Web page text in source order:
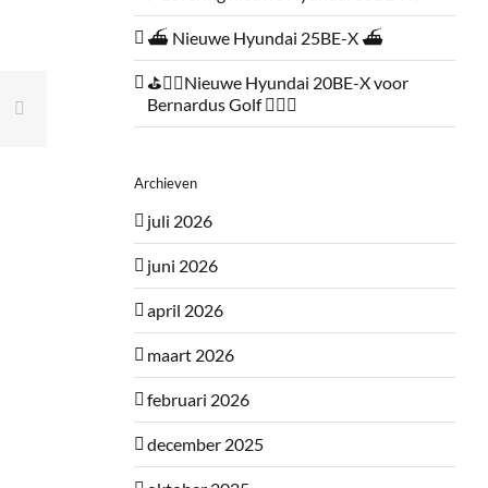
Xing
⛴️ Nieuwe Hyundai 25BE-X ⛴️
⛳🏌️‍♂️Nieuwe Hyundai 20BE-X voor
Bernardus Golf 🏌️‍♂️⛳
Archieven
juli 2026
juni 2026
april 2026
maart 2026
februari 2026
december 2025